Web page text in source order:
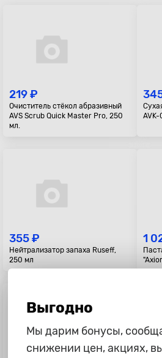
219 ₽
Очиститель стёкол абразивный
AVS Scrub Quick Master Pro, 250
мл.
AVK-
355 ₽
Нейтрализатор запаха Ruseff,
250 мл
1
Выгодно
Мы дарим бонусы,
снижении цен, акциях,